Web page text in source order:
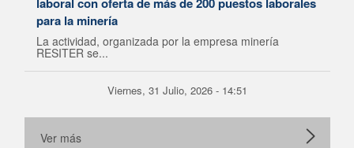
para la minería
La actividad, organizada por la empresa minería
RESITER se...
Viernes, 31 Julio, 2026 - 14:51
Ver más